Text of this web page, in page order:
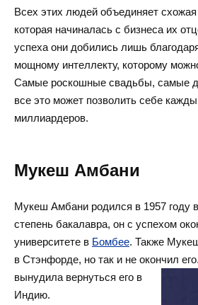
Всех этих людей объединяет схожая
которая начиналась с бизнеса их
успеха они добились лишь
мощному интеллекту, которому
Самые роскошные свадьбы, самые
все это может позволить себе
миллиардеров.
Мукеш Амбани
Мукеш Амбани родился в 1957 году
степень бакалавра, он с успехом
университете в Бомбее. Также
в Стэнфорде, но так и не окончил
вынудила вернуться его в
Индию.